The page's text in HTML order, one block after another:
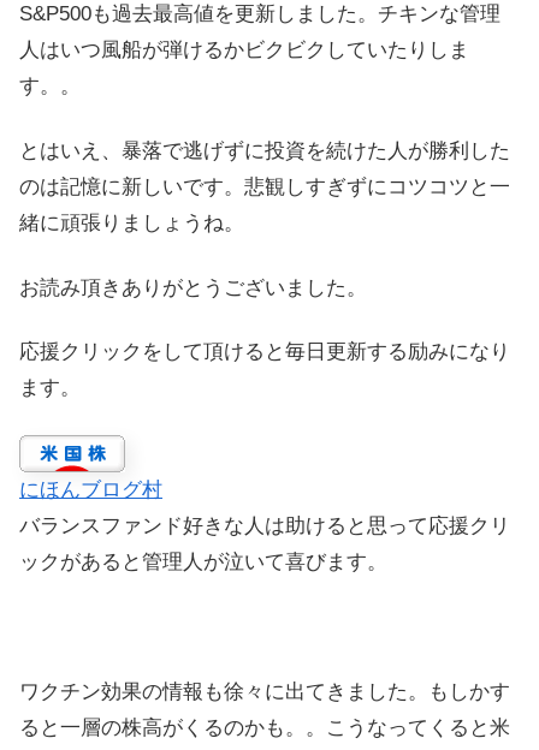
S&P500も過去最高値を更新しました。チキンな管理
人はいつ風船が弾けるかビクビクしていたりしま
す。。
とはいえ、暴落で逃げずに投資を続けた人が勝利した
のは記憶に新しいです。悲観しすぎずにコツコツと一
緒に頑張りましょうね。
お読み頂きありがとうございました。
応援クリックをして頂けると毎日更新する励みになり
ます。
にほんブログ村
バランスファンド好きな人は助けると思って応援クリ
ックがあると管理人が泣いて喜びます。
ワクチン効果の情報も徐々に出てきました。もしかす
ると一層の株高がくるのかも。。こうなってくると米